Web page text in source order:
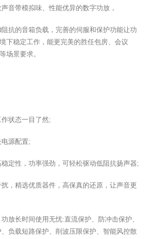
音带模拟味、性能优异的数字功放，
抗的音箱负载，完善的伺服和保护功能让功
下稳定工作，能更完美的胜任包房、会议
场景要求。
状态一目了然;
源配置;
定性，功率强劲，可轻松驱动低阻抗扬声器;
，精选优质器件，高保真的还原，让声音更
放长时间使用无忧:直流保护、防冲击保护、
负载短路保护、削波压限保护、智能风控散